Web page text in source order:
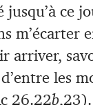
jusqu’à ce
m’écarter
arriver,
les
26.22b,23).